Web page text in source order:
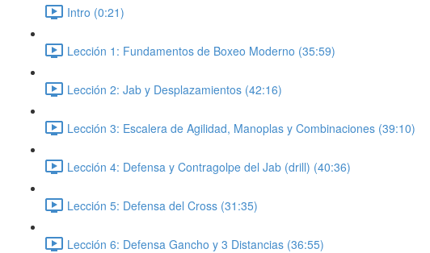
Intro (0:21)
Lección 1: Fundamentos de Boxeo Moderno (35:59)
Lección 2: Jab y Desplazamientos (42:16)
Lección 3: Escalera de Agilidad, Manoplas y Combinaciones (39:10)
Lección 4: Defensa y Contragolpe del Jab (drill) (40:36)
Lección 5: Defensa del Cross (31:35)
Lección 6: Defensa Gancho y 3 Distancias (36:55)